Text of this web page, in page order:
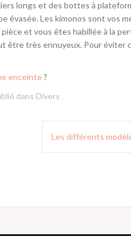
longs et des bottes à
Les kimonos sont vos
et vous êtes habillée à la
être très ennuyeux. Pour éviter
enceinte?
dans Divers
Les différents